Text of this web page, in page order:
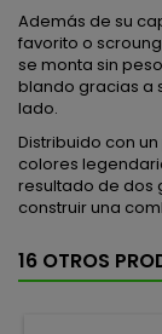
Además de su
favorito o
se monta sin
blando gracias a
lado.
Distribuido con
colores
resultado de dos
construir una
16 OTROS